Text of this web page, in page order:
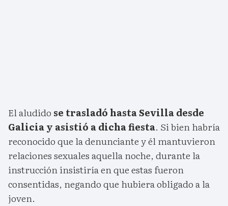
El aludido se trasladó hasta Sevilla desde
Galicia y asistió a dicha fiesta. Si bien habría
reconocido que la denunciante y él mantuvieron
relaciones sexuales aquella noche, durante la
instrucción insistiría en que estas fueron
consentidas, negando que hubiera obligado a la
joven.